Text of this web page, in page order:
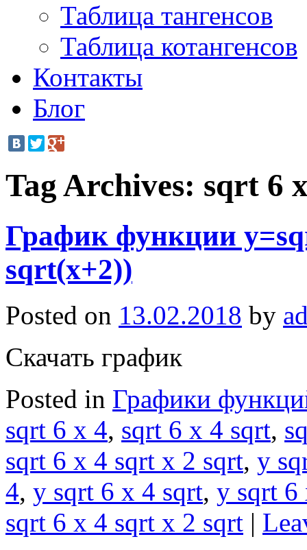
Таблица тангенсов
Таблица котангенсов
Контакты
Блог
Tag Archives: sqrt 6
График функции
sqrt(x+2))
Posted on 13.02.2018 by
Скачать график
Posted in Графики
sqrt 6 x 4, sqrt 6 x 4 sqrt,
sqrt 6 x 4 sqrt x 2 sqrt, y
4, y sqrt 6 x 4 sqrt, y sqrt 6
sqrt 6 x 4 sqrt x 2 sqrt |